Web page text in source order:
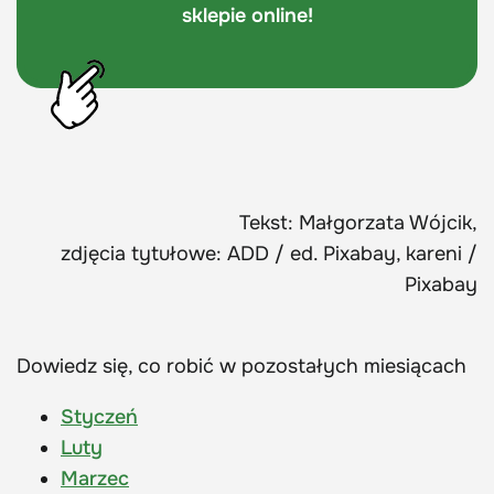
sklepie online!
Tekst: Małgorzata Wójcik,
zdjęcia tytułowe: ADD / ed. Pixabay, kareni /
Pixabay
Dowiedz się, co robić w pozostałych miesiącach
Styczeń
Luty
Marzec